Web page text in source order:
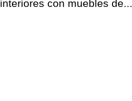
interiores con muebles de...